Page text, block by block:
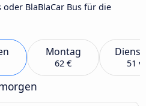
BlaBlaCar Bus für die
Montag
62 € 51 €